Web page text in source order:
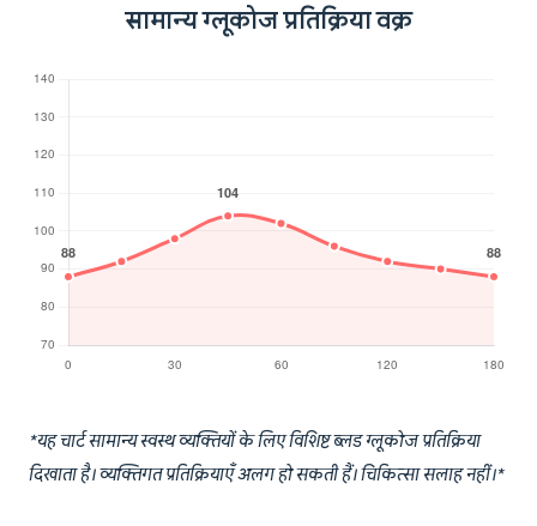
सामान्य ग्लूकोज प्रतिक्रिया वक्र
*यह चार्ट सामान्य स्वस्थ व्यक्तियों के लिए विशिष्ट ब्लड ग्लूकोज प्रतिक्रिया
दिखाता है। व्यक्तिगत प्रतिक्रियाएँ अलग हो सकती हैं। चिकित्सा सलाह नहीं।*